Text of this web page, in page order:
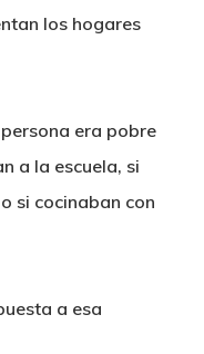
los hogares
era pobre
a la escuela, si
si cocinaban con
a esa